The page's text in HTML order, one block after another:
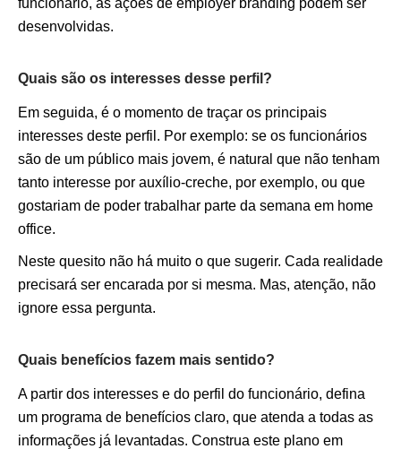
desenvolvidas.
Quais são os interesses desse perfil?
Em seguida, é o momento de traçar os principais
interesses deste perfil. Por exemplo: se os funcionários
são de um público mais jovem, é natural que não tenham
tanto interesse por auxílio-creche, por exemplo, ou que
gostariam de poder trabalhar parte da semana em home
office.
Neste quesito não há muito o que sugerir. Cada realidade
precisará ser encarada por si mesma. Mas, atenção, não
ignore essa pergunta.
Quais benefícios fazem mais sentido?
A partir dos interesses e do perfil do funcionário, defina
um programa de benefícios claro, que atenda a todas as
informações já levantadas. Construa este plano em